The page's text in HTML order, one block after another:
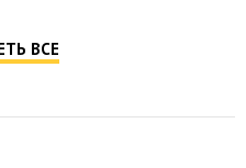
ВСЕ